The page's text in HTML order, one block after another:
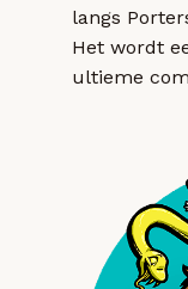
langs
Het wordt
ultieme